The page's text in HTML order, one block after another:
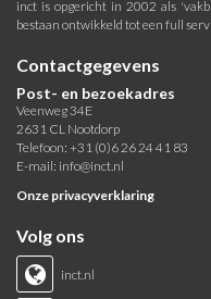
inct is opgericht in 2002 als
bestaan ontwikkeld tot een full
Contactgegevens
Post- en bezoekadres
Veenweg 34E
2631 CL Nootdorp
Telefoon: +31 (0)6 26 24 41 83
E-mail: info@inct.nl
Onze privacyverklaring
Volg ons
inct.nl